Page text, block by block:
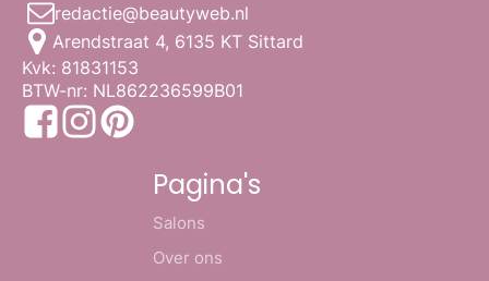
redactie@beautyweb.nl
Arendstraat 4, 6135 KT Sittard
Kvk: 81831153
BTW-nr: NL862236599B01
Pagina's
Salons
Over ons